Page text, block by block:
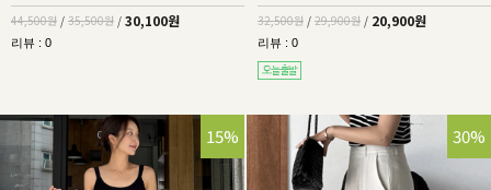
44,500원 / 35,500원 / 30,100원
리뷰 : 0
32,500원 / 29,900원 / 20,900원
리뷰 : 0
15% 30%